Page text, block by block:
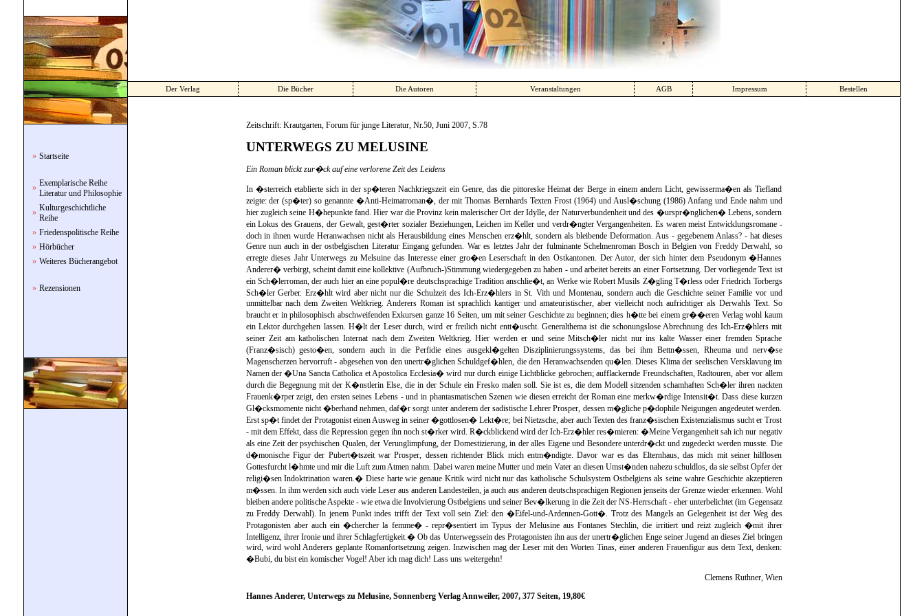
Der Verlag Die Bücher Die Autoren Veranstaltungen AGB Impressum Bestellen
» Startseite
» Exemplarische Reihe
Literatur und Philosophie
» Kulturgeschichtliche
Reihe
» Friedenspolitische Reihe
» Hörbücher
» Weiteres Bücherangebot
» Rezensionen
Zeitschrift: Krautgarten, Forum für junge Literatur, Nr.50, Juni 2007, S.78
UNTERWEGS ZU MELUSINE
Ein Roman blickt zur�ck auf eine verlorene Zeit des Leidens
In �sterreich etablierte sich in der sp�teren Nachkriegszeit ein Genre, das die pittoreske Heimat der Berge in einem andern Licht, gewisserma�en als Tiefland
zeigte: der (sp�ter) so genannte �Anti-Heimatroman�, der mit Thomas Bernhards Texten Frost (1964) und Ausl�schung (1986) Anfang und Ende nahm und
hier zugleich seine H�hepunkte fand. Hier war die Provinz kein malerischer Ort der Idylle, der Naturverbundenheit und des �urspr�nglichen� Lebens, sondern
ein Lokus des Grauens, der Gewalt, gest�rter sozialer Beziehungen, Leichen im Keller und verdr�ngter Vergangenheiten. Es waren meist Entwicklungsromane -
doch in ihnen wurde Heranwachsen nicht als Herausbildung eines Menschen erz�hlt, sondern als bleibende Deformation. Aus - gegebenem Anlass? - hat dieses
Genre nun auch in der ostbelgischen Literatur Eingang gefunden. War es letztes Jahr der fulminante Schelmenroman Bosch in Belgien von Freddy Derwahl, so
erregte dieses Jahr Unterwegs zu Melsuine das Interesse einer gro�en Leserschaft in den Ostkantonen. Der Autor, der sich hinter dem Pseudonym �Hannes
Anderer� verbirgt, scheint damit eine kollektive (Aufbruch-)Stimmung wiedergegeben zu haben - und arbeitet bereits an einer Fortsetzung. Der vorliegende Text ist
ein Sch�lerroman, der auch hier an eine popul�re deutschsprachige Tradition anschlie�t, an Werke wie Robert Musils Z�gling T�rless oder Friedrich Torbergs
Sch�ler Gerber. Erz�hlt wird aber nicht nur die Schulzeit des Ich-Erz�hlers in St. Vith und Montenau, sondern auch die Geschichte seiner Familie vor und
unmittelbar nach dem Zweiten Weltkrieg. Anderers Roman ist sprachlich kantiger und amateuristischer, aber vielleicht noch aufrichtiger als Derwahls Text. So
braucht er in philosophisch abschweifenden Exkursen ganze 16 Seiten, um mit seiner Geschichte zu beginnen; dies h�tte bei einem gr��eren Verlag wohl kaum
ein Lektor durchgehen lassen. H�lt der Leser durch, wird er freilich nicht entt�uscht. Generalthema ist die schonungslose Abrechnung des Ich-Erz�hlers mit
seiner Zeit am katholischen Internat nach dem Zweiten Weltkrieg. Hier werden er und seine Mitsch�ler nicht nur ins kalte Wasser einer fremden Sprache
(Franz�sisch) gesto�en, sondern auch in die Perfidie eines ausgekl�gelten Disziplinierungssystems, das bei ihm Bettn�ssen, Rheuma und nerv�se
Magenscherzen hervorruft - abgesehen von den unertr�glichen Schuldgef�hlen, die den Heranwachsenden qu�len. Dieses Klima der seelischen Versklavung im
Namen der �Una Sancta Catholica et Apostolica Ecclesia� wird nur durch einige Lichtblicke gebrochen; aufflackernde Freundschaften, Radtouren, aber vor allem
durch die Begegnung mit der K�nstlerin Else, die in der Schule ein Fresko malen soll. Sie ist es, die dem Modell sitzenden schamhaften Sch�ler ihren nackten
Frauenk�rper zeigt, den ersten seines Lebens - und in phantasmatischen Szenen wie diesen erreicht der Roman eine merkw�rdige Intensit�t. Dass diese kurzen
Gl�cksmomente nicht �berhand nehmen, daf�r sorgt unter anderem der sadistische Lehrer Prosper, dessen m�gliche p�dophile Neigungen angedeutet werden.
Erst sp�t findet der Protagonist einen Ausweg in seiner �gottlosen� Lekt�re; bei Nietzsche, aber auch Texten des franz�sischen Existenzialismus sucht er Trost
- mit dem Effekt, dass die Repression gegen ihn noch st�rker wird. R�ckblickend wird der Ich-Erz�hler res�mieren: �Meine Vergangenheit sah ich nur negativ
als eine Zeit der psychischen Qualen, der Verunglimpfung, der Domestizierung, in der alles Eigene und Besondere unterdr�ckt und zugedeckt werden musste. Die
d�monische Figur der Pubert�tszeit war Prosper, dessen richtender Blick mich entm�ndigte. Davor war es das Elternhaus, das mich mit seiner hilflosen
Gottesfurcht l�hmte und mir die Luft zum Atmen nahm. Dabei waren meine Mutter und mein Vater an diesen Umst�nden nahezu schuldlos, da sie selbst Opfer der
religi�sen Indoktrination waren.� Diese harte wie genaue Kritik wird nicht nur das katholische Schulsystem Ostbelgiens als seine wahre Geschichte akzeptieren
m�ssen. In ihm werden sich auch viele Leser aus anderen Landesteilen, ja auch aus anderen deutschsprachigen Regionen jenseits der Grenze wieder erkennen. Wohl
bleiben andere politische Aspekte - wie etwa die Involvierung Ostbelgiens und seiner Bev�lkerung in die Zeit der NS-Herrschaft - eher unterbelichtet (im Gegensatz
zu Freddy Derwahl). In jenem Punkt indes trifft der Text voll sein Ziel: den �Eifel-und-Ardennen-Gott�. Trotz des Mangels an Gelegenheit ist der Weg des
Protagonisten aber auch ein �chercher la femme� - repr�sentiert im Typus der Melusine aus Fontanes Stechlin, die irritiert und reizt zugleich �mit ihrer
Intelligenz, ihrer Ironie und ihrer Schlagfertigkeit.� Ob das Unterwegssein des Protagonisten ihn aus der unertr�glichen Enge seiner Jugend an dieses Ziel bringen
wird, wird wohl Anderers geplante Romanfortsetzung zeigen. Inzwischen mag der Leser mit den Worten Tinas, einer anderen Frauenfigur aus dem Text, denken:
�Bubi, du bist ein komischer Vogel! Aber ich mag dich! Lass uns weitergehn!
Clemens Ruthner, Wien
Hannes Anderer, Unterwegs zu Melusine, Sonnenberg Verlag Annweiler, 2007, 377 Seiten, 19,80€